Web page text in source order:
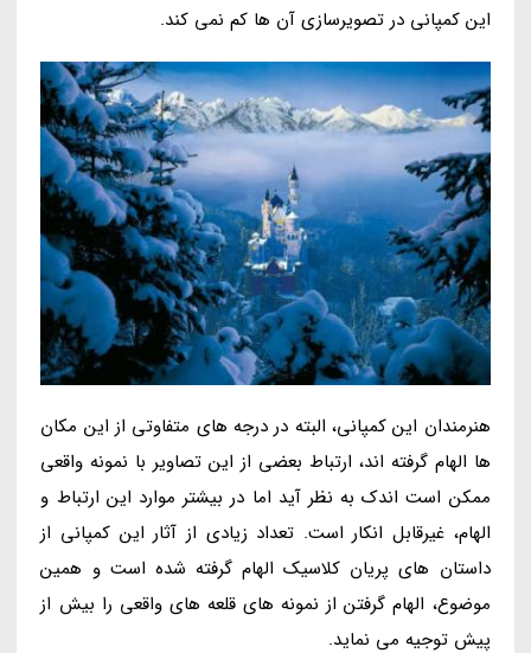
این کمپانی در تصویرسازی آن ها کم نمی کند.
هنرمندان این کمپانی، البته در درجه های متفاوتی از این مکان
ها الهام گرفته اند، ارتباط بعضی از این تصاویر با نمونه واقعی
ممکن است اندک به نظر آید اما در بیشتر موارد این ارتباط و
الهام، غیرقابل انکار است. تعداد زیادی از آثار این کمپانی از
داستان های پریان کلاسیک الهام گرفته شده است و همین
موضوع، الهام گرفتن از نمونه های قلعه های واقعی را بیش از
پیش توجیه می نماید.